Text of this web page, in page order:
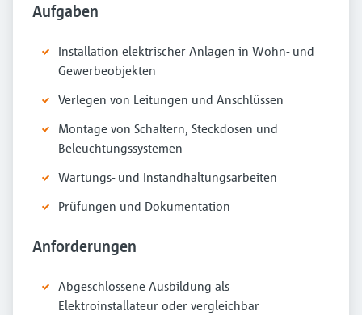
Aufgaben
Installation elektrischer Anlagen in Wohn- und
Gewerbeobjekten
Verlegen von Leitungen und Anschlüssen
Montage von Schaltern, Steckdosen und
Beleuchtungssystemen
Wartungs- und Instandhaltungsarbeiten
Prüfungen und Dokumentation
Anforderungen
Abgeschlossene Ausbildung als
Elektroinstallateur oder vergleichbar